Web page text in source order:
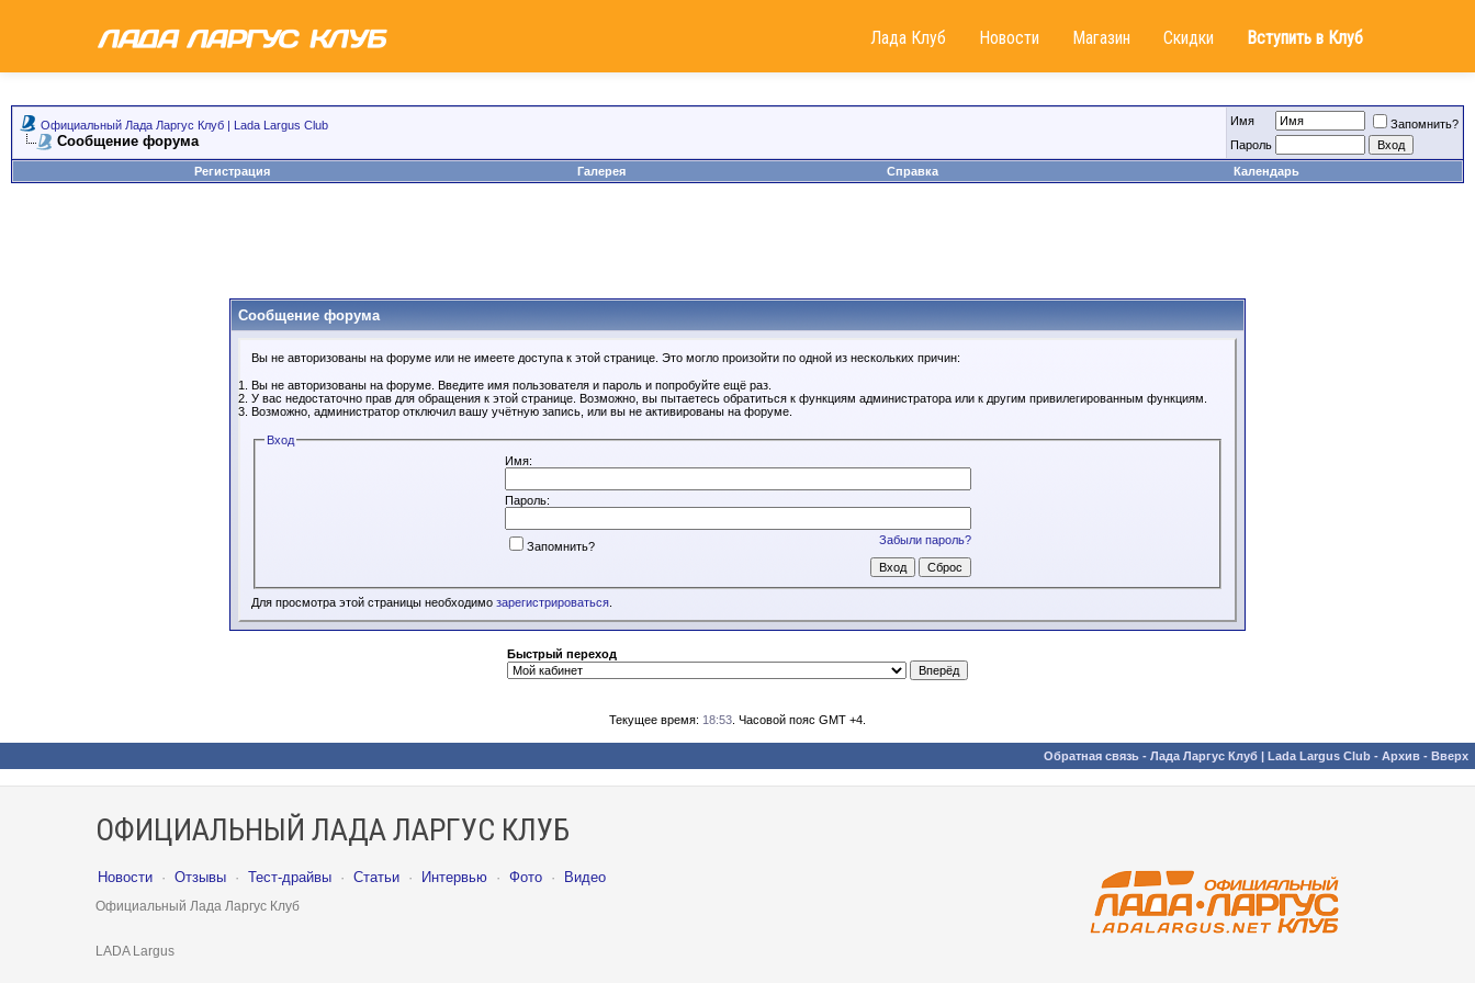
Лада Клуб Новости Магазин Скидки Вступить в Клуб
Официальный Лада Ларгус Клуб | Lada Largus Club
Сообщение форума
Имя
Запомнить?
Пароль
Регистрация
Галерея Справка Календарь
Сообщение форума
Вы не авторизованы на форуме или не имеете доступа к этой странице. Это могло произойти по одной из нескольких причин:
Вы не авторизованы на форуме. Введите имя пользователя и пароль и попробуйте ещё раз.
У вас недостаточно прав для обращения к этой странице. Возможно, вы пытаетесь обратиться к функциям администратора или к другим привилегированным функциям.
Возможно, администратор отключил вашу учётную запись, или вы не активированы на форуме.
Вход
Имя:
Пароль:
Забыли пароль?
Запомнить?
Для просмотра этой страницы необходимо зарегистрироваться
Быстрый переход
Текущее время: 18:53 . Часовой пояс GMT +4.
Обратная связь - Лада Ларгус Клуб | Lada Largus Club - Архив - Вверх
ОФИЦИАЛЬНЫЙ ЛАДА ЛАРГУС КЛУБ
Новости · Отзывы · Тест-драйвы · Статьи · Интервью · Фото · Видео
Официальный Лада Ларгус Клуб
LADA Largus